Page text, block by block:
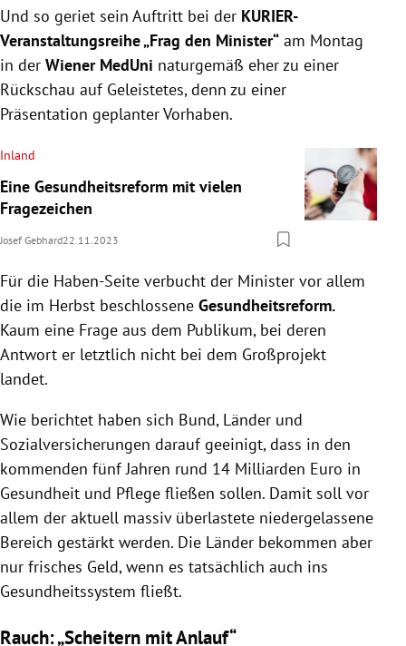
Und so geriet sein Auftritt bei der KURIER-
Veranstaltungsreihe „Frag den Minister“ am Montag
in der Wiener MedUni naturgemäß eher zu einer
Rückschau auf Geleistetes, denn zu einer
Präsentation geplanter Vorhaben.
Inland
Eine Gesundheitsreform mit vielen
Fragezeichen
Josef Gebhard22.11.2023
Für die Haben-Seite verbucht der Minister vor allem
die im Herbst beschlossene Gesundheitsreform.
Kaum eine Frage aus dem Publikum, bei deren
Antwort er letztlich nicht bei dem Großprojekt
landet.
Wie berichtet haben sich Bund, Länder und
Sozialversicherungen darauf geeinigt, dass in den
kommenden fünf Jahren rund 14 Milliarden Euro in
Gesundheit und Pflege fließen sollen. Damit soll vor
allem der aktuell massiv überlastete niedergelassene
Bereich gestärkt werden. Die Länder bekommen aber
nur frisches Geld, wenn es tatsächlich auch ins
Gesundheitssystem fließt.
Rauch: „Scheitern mit Anlauf“